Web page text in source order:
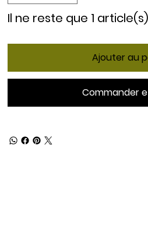
Il ne reste que 1
Ajouter au
Commander